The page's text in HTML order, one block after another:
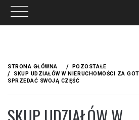
treściSTRONA GŁÓWNA
POZOSTAŁE
SKUP UDZIAŁÓW W NIERUCHOMOŚCI ZA
SPRZEDAĆ SWOJĄ CZĘŚĆ